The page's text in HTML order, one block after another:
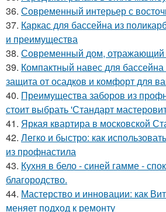
36. Современный интерьер с
37. Каркас для бассейна из
и преимущества
38. Современный дом, отражающий
39. Компактный навес для бассейна
защита от осадков и комфорт для
40. Преимущества заборов из
стоит выбрать 'Стандарт
41. Яркая квартира в московской
42. Легко и быстро: как
из профнастила
43. Кухня в бело - синей гамме -
благородство.
44. Мастерство и инновации: как
меняет подход к ремонту